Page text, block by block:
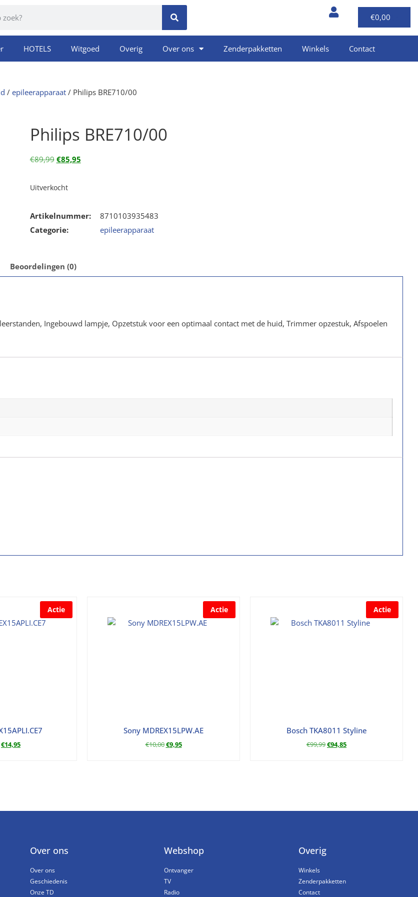
€0,00
HOTELS Witgoed Overig Over ons Zenderpakketten Winkels Contact
/ epileerapparaat / Philips BRE710/00
Philips BRE710/00
€89,99 €85,95
Uitverkocht
Artikelnummer:
8710103935483
Categorie:
epileerapparaat
Beoordelingen (0)
Ingebouwd lampje, Opzetstuk voor een optimaal contact met de huid, Trimmer opzestuk, Afspoelen
Actie
€14,95
Actie
Sony MDREX15LPW.AE
€10,00€9,95
Actie
Bosch TKA8011 Styline
€99,99€94,85
Over ons
Over ons
Geschiedenis
Onze TD
Webshop
Ontvanger
TV
Radio
Overig
Winkels
Zenderpakketten
Contact